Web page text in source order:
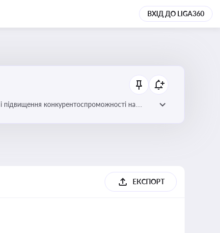
ВХІД ДО LIGA360
і підвищення конкурентоспроможності на
ЕКСПОРТ